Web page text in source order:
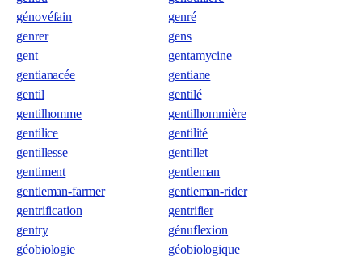
génovéfain
genré
genrer
gens
gent
gentamycine
gentianacée
gentiane
gentil
gentilé
gentilhomme
gentilhommière
gentilice
gentilité
gentillesse
gentillet
gentiment
gentleman
gentleman-farmer
gentleman-rider
gentrification
gentrifier
gentry
génuflexion
géobiologie
géobiologique